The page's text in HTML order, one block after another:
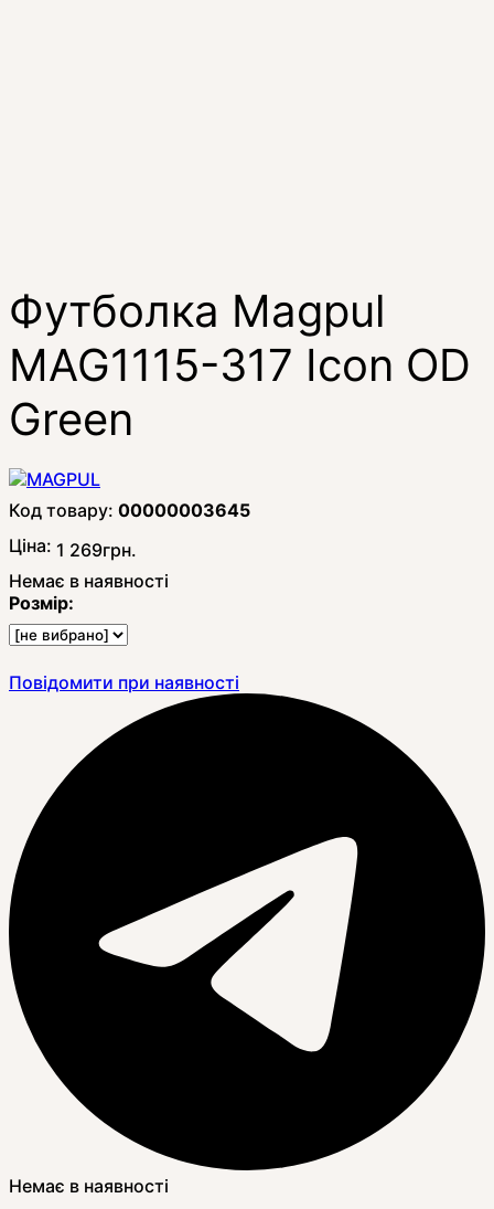
Футболка Magpul
MAG1115-317 Icon OD
Green
00000003645
Ціна: 1 269грн.
Немає в наявності
Розмір:
Повідомити при наявності
Немає в наявності